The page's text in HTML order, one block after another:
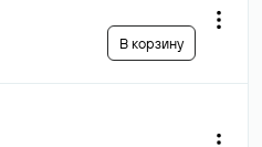
В корзину